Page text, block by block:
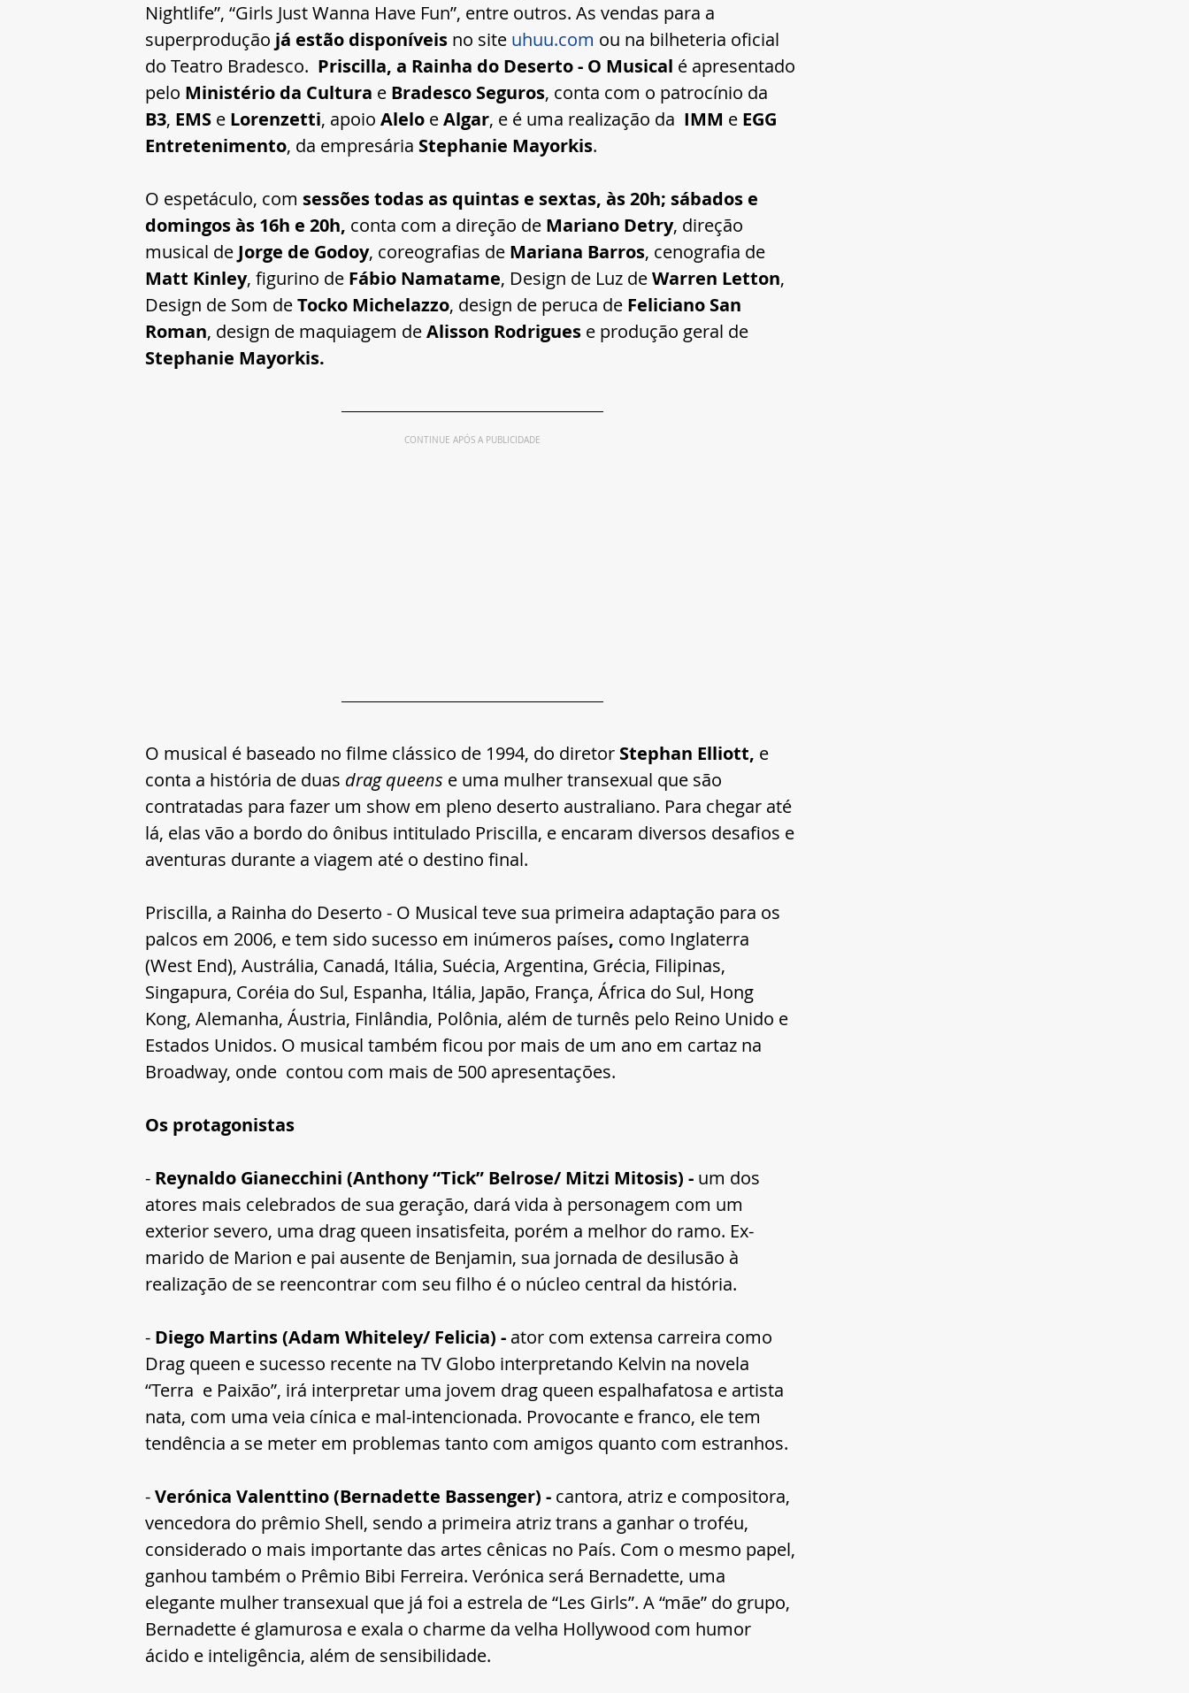
Nightlife”, “Girls Just Wanna Have Fun”, entre outros. As vendas para a
superprodução já estão disponíveis no site uhuu.com ou na bilheteria oficial
do Teatro Bradesco. Priscilla, a Rainha do Deserto - O Musical é apresentado
pelo Ministério da Cultura e Bradesco Seguros, conta com o patrocínio da
B3, EMS e Lorenzetti, apoio Alelo e Algar, e é uma realização da IMM e EGG
Entretenimento, da empresária Stephanie Mayorkis.
O espetáculo, com sessões todas as quintas e sextas, às 20h; sábados e
domingos às 16h e 20h, conta com a direção de Mariano Detry, direção
musical de Jorge de Godoy, coreografias de Mariana Barros, cenografia de
Matt Kinley, figurino de Fábio Namatame, Design de Luz de Warren Letton,
Design de Som de Tocko Michelazzo, design de peruca de Feliciano San
Roman, design de maquiagem de Alisson Rodrigues e produção geral de
Stephanie Mayorkis.
CONTINUE APÓS A PUBLICIDADE
O musical é baseado no filme clássico de 1994, do diretor Stephan Elliott, e
conta a história de duas drag queens e uma mulher transexual que são
contratadas para fazer um show em pleno deserto australiano. Para chegar até
lá, elas vão a bordo do ônibus intitulado Priscilla, e encaram diversos desafios e
aventuras durante a viagem até o destino final.
Priscilla, a Rainha do Deserto - O Musical teve sua primeira adaptação para os
palcos em 2006, e tem sido sucesso em inúmeros países, como Inglaterra
(West End), Austrália, Canadá, Itália, Suécia, Argentina, Grécia, Filipinas,
Singapura, Coréia do Sul, Espanha, Itália, Japão, França, África do Sul, Hong
Kong, Alemanha, Áustria, Finlândia, Polônia, além de turnês pelo Reino Unido e
Estados Unidos. O musical também ficou por mais de um ano em cartaz na
Broadway, onde  contou com mais de 500 apresentações.
Os protagonistas
- Reynaldo Gianecchini (Anthony “Tick” Belrose/ Mitzi Mitosis) - um dos
atores mais celebrados de sua geração, dará vida à personagem com um
exterior severo, uma drag queen insatisfeita, porém a melhor do ramo. Ex-
marido de Marion e pai ausente de Benjamin, sua jornada de desilusão à
realização de se reencontrar com seu filho é o núcleo central da história.
- Diego Martins (Adam Whiteley/ Felicia) - ator com extensa carreira como
Drag queen e sucesso recente na TV Globo interpretando Kelvin na novela
“Terra  e Paixão”, irá interpretar uma jovem drag queen espalhafatosa e artista
nata, com uma veia cínica e mal-intencionada. Provocante e franco, ele tem
tendência a se meter em problemas tanto com amigos quanto com estranhos.
- Verónica Valenttino (Bernadette Bassenger) - cantora, atriz e compositora,
vencedora do prêmio Shell, sendo a primeira atriz trans a ganhar o troféu,
considerado o mais importante das artes cênicas no País. Com o mesmo papel,
ganhou também o Prêmio Bibi Ferreira. Verónica será Bernadette, uma
elegante mulher transexual que já foi a estrela de “Les Girls”. A “mãe” do grupo,
Bernadette é glamurosa e exala o charme da velha Hollywood com humor
ácido e inteligência, além de sensibilidade.